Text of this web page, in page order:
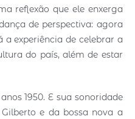
reflexão que ele enxerga
de perspectiva: agora
experiência de celebrar a
do país, além de estar
1950. E sua sonoridade
e da bossa nova a